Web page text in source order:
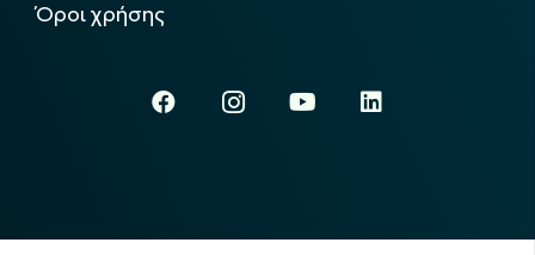
Όροι χρήσης